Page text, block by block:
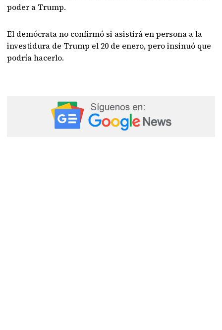
poder a Trump.
El demócrata no confirmó si asistirá en persona a la
investidura de Trump el 20 de enero, pero insinuó que
podría hacerlo.